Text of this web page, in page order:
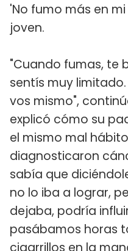
'No fumo más en
joven.
"Cuando fumas, te
sentís muy
vos mismo",
explicó cómo su
el mismo mal
diagnosticaron
sabía que
no lo iba a lograr,
dejaba, podría
pasábamos horas
cigarrillos en la